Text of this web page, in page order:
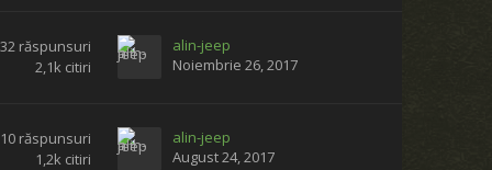
32 răspunsuri
2,1k citiri
alin-jeep
Noiembrie 26, 2017
10 răspunsuri
1,2k citiri
alin-jeep
August 24, 2017